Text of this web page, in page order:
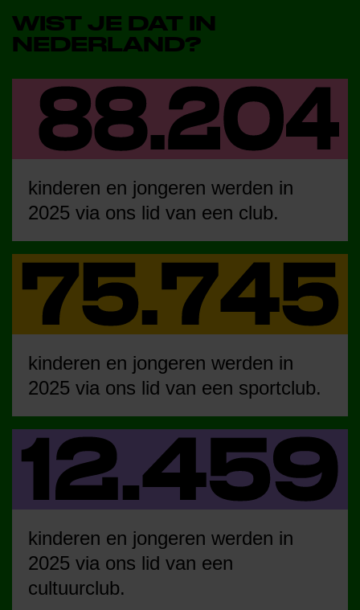
WIST JE DAT IN
NEDERLAND?
kinderen en jongeren werden in
2025 via ons lid van een club.
kinderen en jongeren werden in
2025 via ons lid van een sportclub.
kinderen en jongeren werden in
2025 via ons lid van een
cultuurclub.